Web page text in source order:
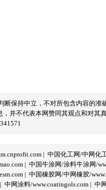
断保持中立，不对所包含内容的
并不代表本网赞同其观点和对
| 中国化工网/中网化
| 中国牛涂网/涂料牛涂网/
| 中国橡胶网/中网橡胶/
| 中网涂料/www.coatingols.com | 中